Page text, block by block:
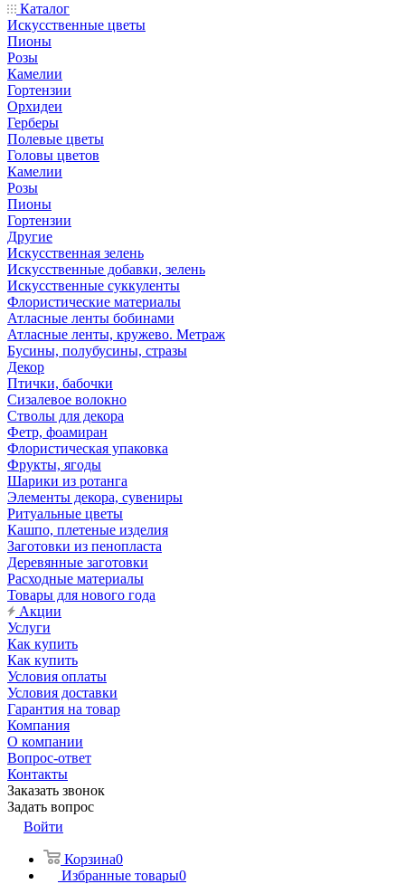
Каталог
Искусственные цветы
Пионы
Розы
Камелии
Гортензии
Орхидеи
Герберы
Полевые цветы
Головы цветов
Камелии
Розы
Пионы
Гортензии
Другие
Искусственная зелень
Искусственные добавки, зелень
Искусственные суккуленты
Флористические материалы
Атласные ленты бобинами
Атласные ленты, кружево. Метраж
Бусины, полубусины, стразы
Декор
Птички, бабочки
Сизалевое волокно
Стволы для декора
Фетр, фоамиран
Флористическая упаковка
Фрукты, ягоды
Шарики из ротанга
Элементы декора, сувениры
Ритуальные цветы
Кашпо, плетеные изделия
Заготовки из пенопласта
Деревянные заготовки
Расходные материалы
Товары для нового года
Акции
Услуги
Как купить
Как купить
Условия оплаты
Условия доставки
Гарантия на товар
Компания
О компании
Вопрос-ответ
Контакты
Заказать звонок
Задать вопрос
Войти
Корзина0
Избранные товары0